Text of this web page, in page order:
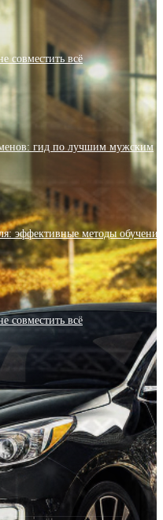
совместить всё
гид по лучшим мужским
эффективные методы
совместить всё